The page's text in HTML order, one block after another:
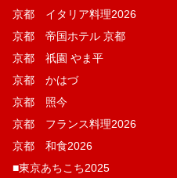
京都 イタリア料理2026
京都 帝国ホテル 京都
京都 祇園 やま平
京都 かはづ
京都 照今
京都 フランス料理2026
京都 和食2026
■東京あちこち2025